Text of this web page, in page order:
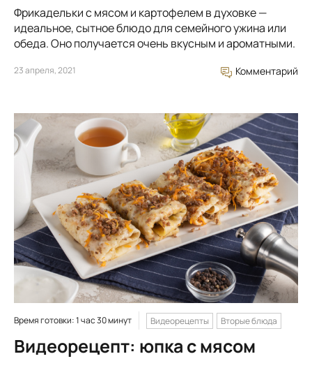
Фрикадельки с мясом и картофелем в духовке —
идеальное, сытное блюдо для семейного ужина или
обеда. Оно получается очень вкусным и ароматными.
23 апреля, 2021 Комментарий
Время готовки: 1 час 30 минут Видеорецепты Вторые блюда
Видеорецепт: юпка с мясом